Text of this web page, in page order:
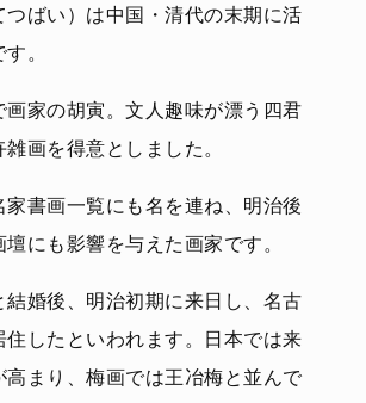
つばい）は中国・清代の末期に活
。
画家の胡寅。文人趣味が漂う四君
画を得意としました。
家書画一覧にも名を連ね、明治後
にも影響を与えた画家です。
結婚後、明治初期に来日し、名古
住したといわれます。日本では来
高まり、梅画では王冶梅と並んで